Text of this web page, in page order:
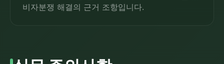
비자분쟁 해결의 근거 조항입니다.